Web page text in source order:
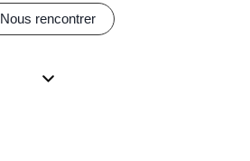
Nous rencontrer